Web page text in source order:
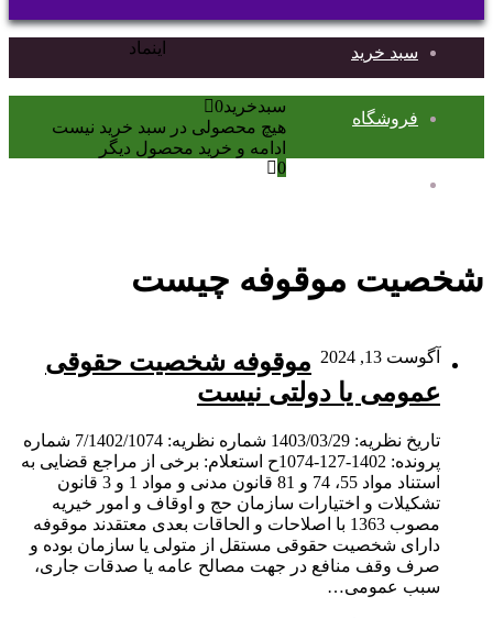
سبد خرید
فروشگاه
برای
شخصیت موقوفه چیست
آگوست 13, 2024
موقوفه شخصیت حقوقی
عمومی یا دولتی نیست
تاریخ نظریه: 1403/03/29 شماره نظریه: 7/1402/1074 شماره
پرونده: 1402-127-1074ح استعلام: برخی از مراجع قضایی به
استناد مواد 55، 74 و 81 قانون مدنی و مواد 1 و 3 قانون
تشکیلات و اختیارات سازمان حج و اوقاف و امور خیریه
مصوب 1363 با اصلاحات و الحاقات بعدی معتقدند موقوفه
دارای شخصیت حقوقی مستقل از متولی یا سازمان بوده و
صرف وقف منافع در جهت مصالح عامه یا صدقات جاری،
سبب عمومی…
اینماد
بازگشت
به
بالا
سبدخرید0
هیچ محصولی در سبد خرید نیست
ادامه و خرید محصول دیگر
0